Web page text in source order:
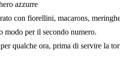
azzurre
con fiorellini, macarons,
modo per il secondo numero.
qualche ora, prima di servire la